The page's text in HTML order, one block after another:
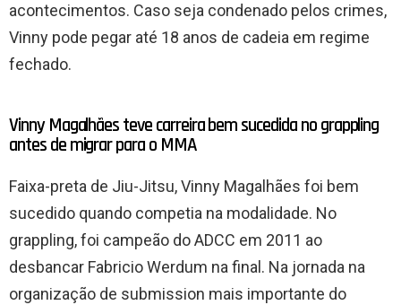
acontecimentos. Caso seja condenado pelos crimes,
Vinny pode pegar até 18 anos de cadeia em regime
fechado.
Vinny Magalhães teve carreira bem sucedida no grappling
antes de migrar para o MMA
Faixa-preta de Jiu-Jitsu, Vinny Magalhães foi bem
sucedido quando competia na modalidade. No
grappling, foi campeão do ADCC em 2011 ao
desbancar Fabricio Werdum na final. Na jornada na
organização de submission mais importante do